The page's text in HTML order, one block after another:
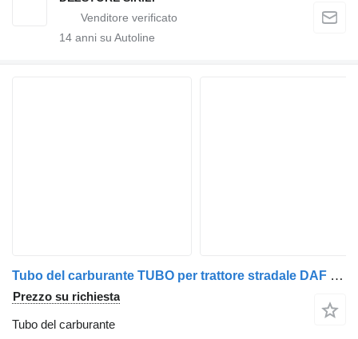
14 anni su Autoline
Tubo del carburante TUBO per trattore stradale DAF XF 105 | 05
Prezzo su richiesta
Tubo del carburante